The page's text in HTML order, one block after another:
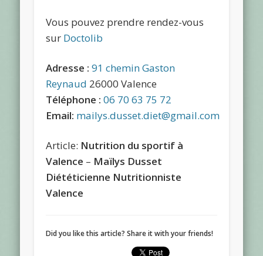
Vous pouvez prendre rendez-vous
sur Doctolib
Adresse : 91 chemin Gaston
Reynaud 26000 Valence
Téléphone : 06 70 63 75 72
Email: mailys.dusset.diet@gmail.com
Article: Nutrition du sportif à
Valence – Maïlys Dusset
Diététicienne Nutritionniste
Valence
Did you like this article? Share it with your friends!